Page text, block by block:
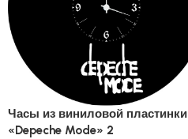
Часы из виниловой пластинки
«Depeche Mode» 2